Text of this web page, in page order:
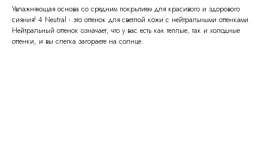
Увлажняющая основа со средним покрытием для красивого и здорового
сияния! 4 Neutral - это оттенок для светлой кожи с нейтральными оттенками.
Нейтральный оттенок означает, что у вас есть как теплые, так и холодные
оттенки, и вы слегка загораете на солнце.